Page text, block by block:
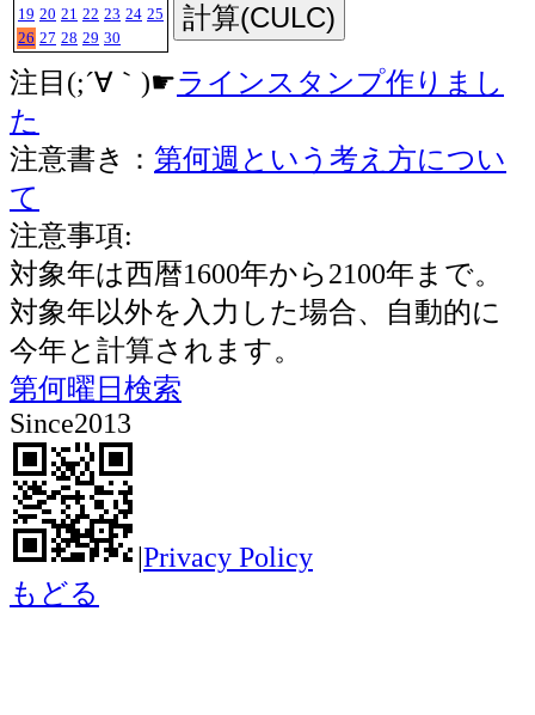
19 20 21 22 23 24 25
26 27 28 29 30
注目(;´∀｀)☛ラインスタンプ作りまし
た
注意書き： 第何週という考え方につい
て
注意事項:
対象年は西暦1600年から2100年まで。
対象年以外を入力した場合、自動的に
今年と計算されます。
第何曜日検索
Since2013
|Privacy Policy
もどる